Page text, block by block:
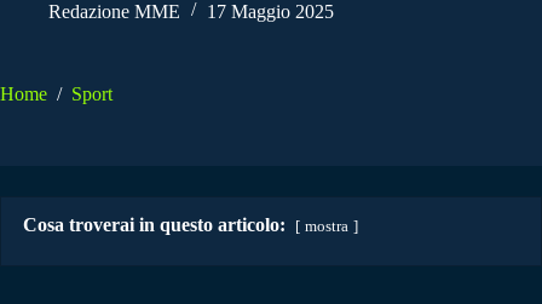
Redazione MME 17 Maggio 2025
Home / Sport
Cosa troverai in questo articolo: mostra